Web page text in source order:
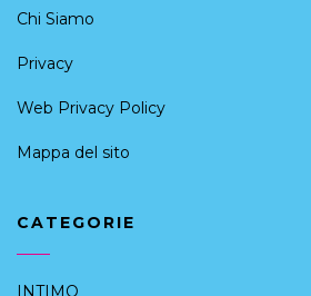
Chi Siamo
Privacy
Web Privacy Policy
Mappa del sito
CATEGORIE
INTIMO